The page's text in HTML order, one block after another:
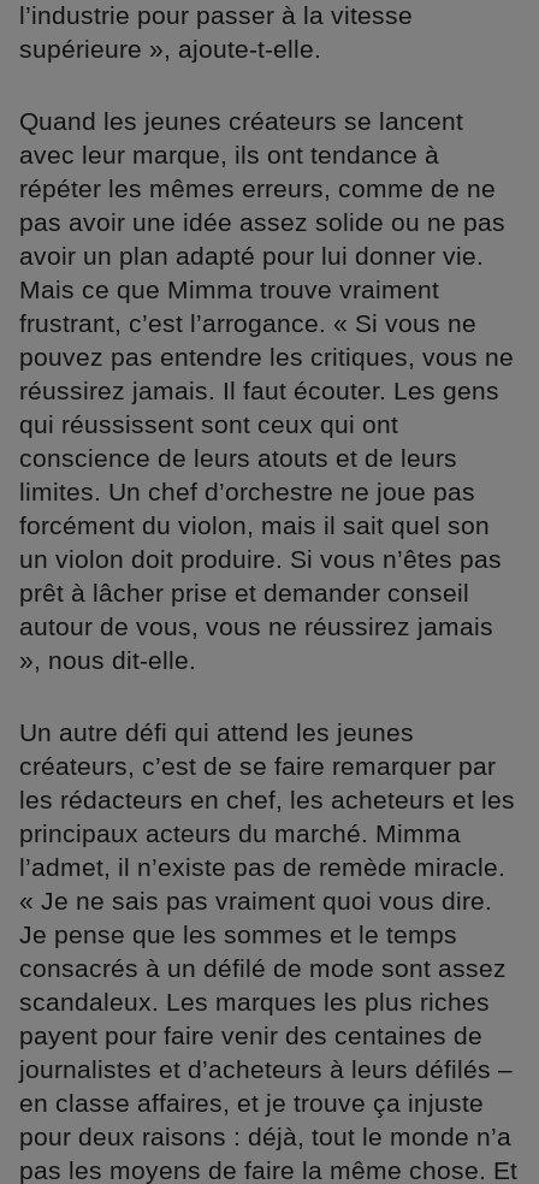
l’industrie pour passer à la vitesse
supérieure », ajoute-t-elle.
Quand les jeunes créateurs se lancent
avec leur marque, ils ont tendance à
répéter les mêmes erreurs, comme de ne
pas avoir une idée assez solide ou ne pas
avoir un plan adapté pour lui donner vie.
Mais ce que Mimma trouve vraiment
frustrant, c’est l’arrogance. « Si vous ne
pouvez pas entendre les critiques, vous ne
réussirez jamais. Il faut écouter. Les gens
qui réussissent sont ceux qui ont
conscience de leurs atouts et de leurs
limites. Un chef d’orchestre ne joue pas
forcément du violon, mais il sait quel son
un violon doit produire. Si vous n’êtes pas
prêt à lâcher prise et demander conseil
autour de vous, vous ne réussirez jamais
», nous dit-elle.
Un autre défi qui attend les jeunes
créateurs, c’est de se faire remarquer par
les rédacteurs en chef, les acheteurs et les
principaux acteurs du marché. Mimma
l’admet, il n’existe pas de remède miracle.
« Je ne sais pas vraiment quoi vous dire.
Je pense que les sommes et le temps
consacrés à un défilé de mode sont assez
scandaleux. Les marques les plus riches
payent pour faire venir des centaines de
journalistes et d’acheteurs à leurs défilés –
en classe affaires, et je trouve ça injuste
pour deux raisons : déjà, tout le monde n’a
pas les moyens de faire la même chose. Et